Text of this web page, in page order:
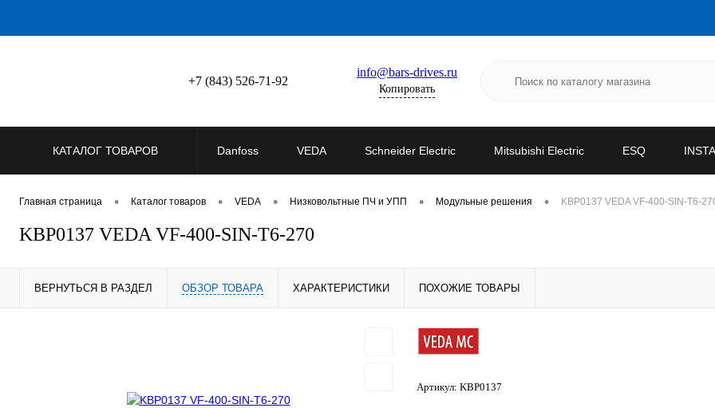
+7 (843) 526-71-92
info@bars-drives.ru
Копировать
КАТАЛОГ ТОВАРОВ Danfoss VEDA Schneider Electric Mitsubishi Electric ESQ
Главная страница • Каталог товаров • VEDA • Низковольтные ПЧ и УПП • Модульные решения • KBP0137 VEDA VF-400-SIN-T6-
KBP0137 VEDA VF-400-SIN-T6-270
ВЕРНУТЬСЯ В РАЗДЕЛ ОБЗОР ТОВАРА ХАРАКТЕРИСТИКИ ПОХОЖИЕ ТОВАРЫ
Артикул: KBP0137